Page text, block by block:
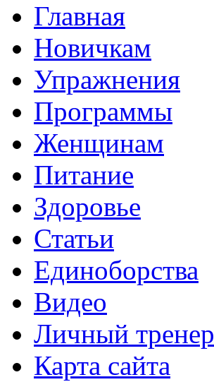
Главная
Новичкам
Упражнения
Программы
Женщинам
Питание
Здоровье
Статьи
Единоборства
Видео
Личный тренер
Карта сайта